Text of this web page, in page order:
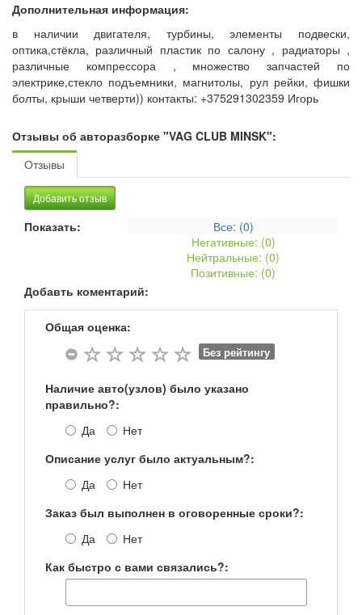
Дополнительная информация:
в наличии двигателя, турбины, элементы подвески,
оптика,стёкла, различный пластик по салону , радиаторы ,
различные компрессора , множество запчастей по
электрике,стекло подъемники, магнитолы, рул рейки, фишки
болты, крыши четверти)) контакты: +375291302359 Игорь
Отзывы об авторазборке "VAG CLUB MINSK":
Отзывы
Добавить отзыв
Показать: Все: (0)
Негативные: (0)
Нейтральные: (0)
Позитивные: (0)
Добавть коментарий:
Общая оценка:
Без рейтингу
Наличие авто(узлов) было указано
правильно?:
Да
Нет
Описание услуг было актуальным?:
Да
Нет
Заказ был выполнен в оговоренные сроки?:
Да
Нет
Как быстро с вами связались?: